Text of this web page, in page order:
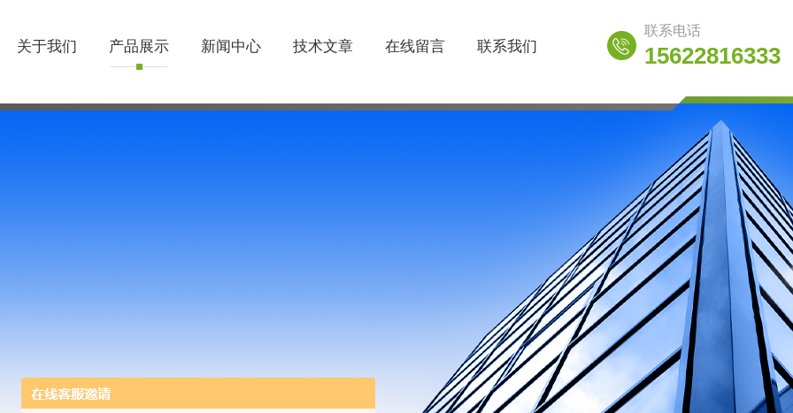
关于我们 产品展示 新闻中心 技术文章 在线留言 联系我们
联系电话
15622816333